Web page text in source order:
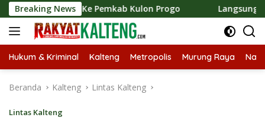
Langsung
ke
konten
Breaking News
Pemkab Kulon Progo Langsungkan Kaji Tiru,
Hukum & Kriminal Kalteng Metropolis Murung Raya
Beranda Kalteng Lintas Kalteng
Lintas Kalteng